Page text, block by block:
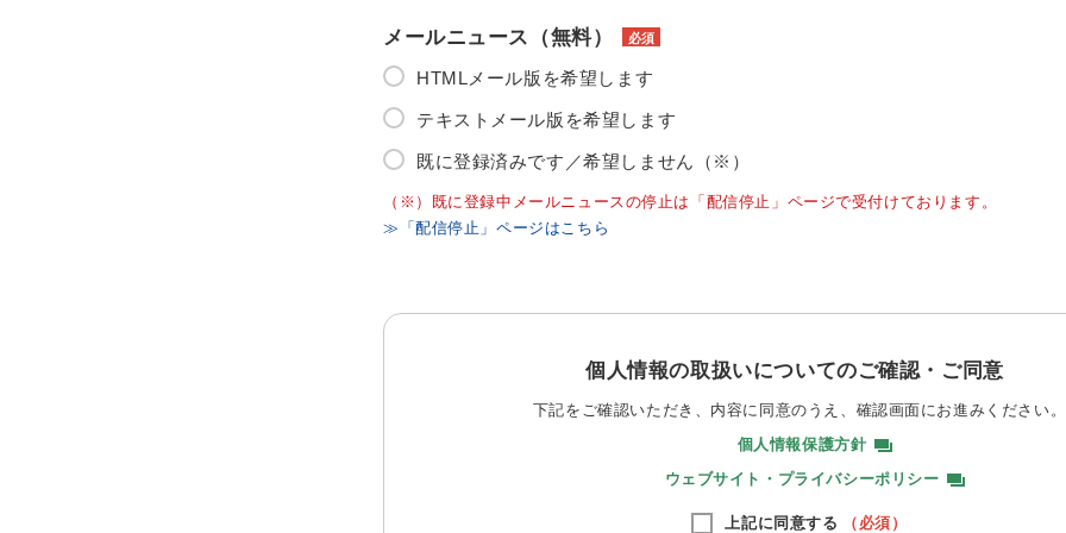
メールニュース（無料） 必須
HTMLメール版を希望します
テキストメール版を希望します
既に登録済みです／希望しません（※）
（※）既に登録中メールニュースの停止は「配信停止」ページで受付けております。
≫「配信停止」ページはこちら
個人情報の取扱いについてのご確認・ご同意
下記をご確認いただき、内容に同意のうえ、 確認画面にお進みください。
個人情報保護方針
ウェブサイト・プライバシーポリシー
上記に同意する （必須）